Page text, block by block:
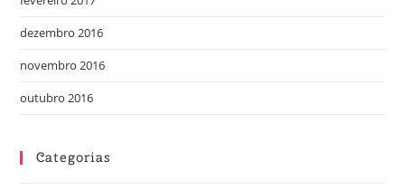
dezembro 2016
novembro 2016
outubro 2016
Categorias